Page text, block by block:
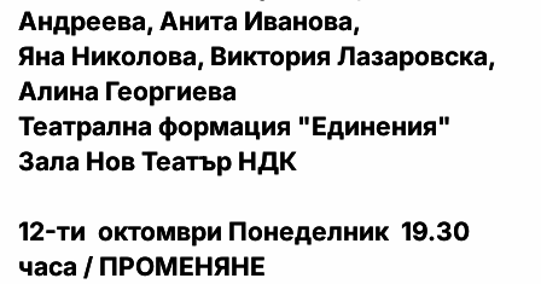
Андреева, Анита Иванова,
Яна Николова, Виктория Лазаровска,
Алина Георгиева
Театрална формация "Единения"
Зала Нов Театър НДК
12-ти октомври Понеделник 19.30
часа / ПРОМЕНЯНЕ